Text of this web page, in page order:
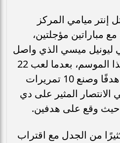
إنتر ميامي المركز
52 نقطة مع مباراتين مؤجلتين،
ليونيل ميسي الذي واصل
تقديم عروض مميزة هذا الموسم، بعدما لعب 22
مباراة سجل خلالها 22 هدفًا وصنع 10 تمريرات
المثير على دي
من الجدل مع اقتراب